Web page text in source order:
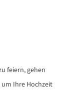
feiern, gehen
um Ihre Hochzeit